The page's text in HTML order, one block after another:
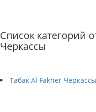
Список категорий
Черкассы
Табак Al Fakher Черкассы